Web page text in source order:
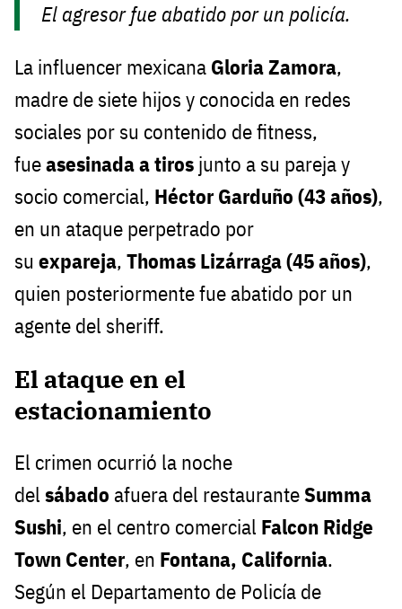
El agresor fue abatido por un policía.
La influencer mexicana Gloria Zamora,
madre de siete hijos y conocida en redes
sociales por su contenido de fitness,
fueasesinada a tiros junto a su pareja y
socio comercial, Héctor Garduño (43 años),
en un ataque perpetrado por
su expareja, Thomas Lizárraga (45 años),
quien posteriormente fue abatido por un
agente del sheriff.
El ataque en el
estacionamiento
El crimen ocurrió la noche
del sábado afuera del restauranteSumma
Sushi, en el centro comercial Falcon Ridge
Town Center, en Fontana, California.
Según el Departamento de Policía de